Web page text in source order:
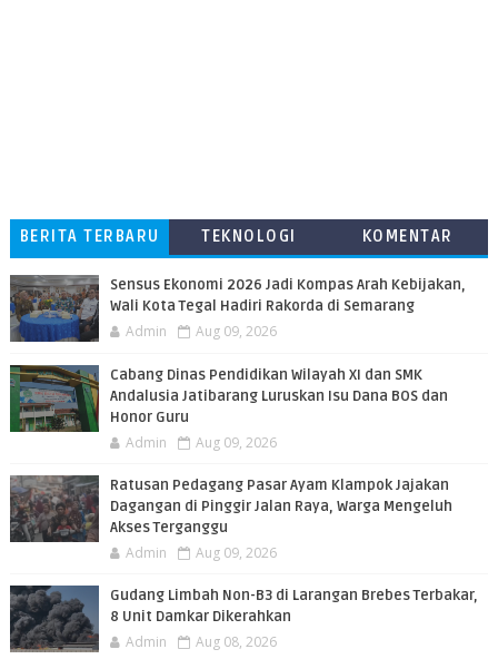
BERITA TERBARU TEKNOLOGI
KOMENTAR
Sensus Ekonomi 2026 Jadi Kompas Arah Kebijakan,
Wali Kota Tegal Hadiri Rakorda di Semarang
Admin Aug 09, 2026
Cabang Dinas Pendidikan Wilayah XI dan SMK
Andalusia Jatibarang Luruskan Isu Dana BOS dan
Honor Guru
Admin Aug 09, 2026
​Ratusan Pedagang Pasar Ayam Klampok Jajakan
Dagangan di Pinggir Jalan Raya, Warga Mengeluh
Akses Terganggu
Admin Aug 09, 2026
​Gudang Limbah Non-B3 di Larangan Brebes Terbakar,
8 Unit Damkar Dikerahkan
Admin Aug 08, 2026